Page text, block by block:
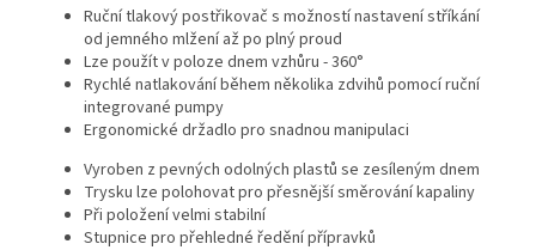
Ruční tlakový postřikovač s možností nastavení stříkání
od jemného mlžení až po plný proud
Lze použít v poloze dnem vzhůru - 360°
Rychlé natlakování během několika zdvihů pomocí ruční
integrované pumpy
Ergonomické držadlo pro snadnou manipulaci
Vyroben z pevných odolných plastů se zesíleným dnem
Trysku lze polohovat pro přesnější směrování kapaliny
Při položení velmi stabilní
Stupnice pro přehledné ředění přípravků